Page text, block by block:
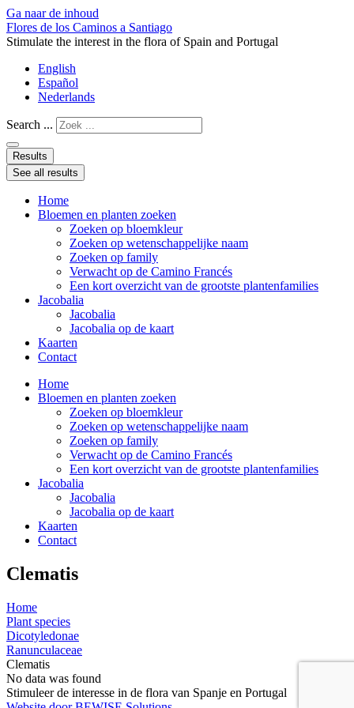
Ga naar de inhoud
Flores de los Caminos a Santiago
Stimulate the interest in the flora of Spain and Portugal
English
Español
Nederlands
Search ...
Results
See all results
Home
Bloemen en planten zoeken
Zoeken op bloemkleur
Zoeken op wetenschappelijke naam
Zoeken op family
Verwacht op de Camino Francés
Een kort overzicht van de grootste plantenfamilies
Jacobalia
Jacobalia
Jacobalia op de kaart
Kaarten
Contact
Home
Bloemen en planten zoeken
Zoeken op bloemkleur
Zoeken op wetenschappelijke naam
Zoeken op family
Verwacht op de Camino Francés
Een kort overzicht van de grootste plantenfamilies
Jacobalia
Jacobalia
Jacobalia op de kaart
Kaarten
Contact
Clematis
Home
Plant species
Dicotyledonae
Ranunculaceae
Clematis
No data was found
Stimuleer de interesse in de flora van Spanje en Portugal